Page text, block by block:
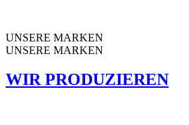
UNSERE MARKEN
UNSERE MARKEN
WIR PRODUZIEREN